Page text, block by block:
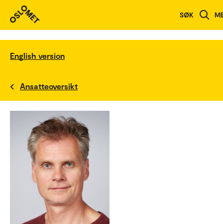
SØK
English version
Ansatteoversikt